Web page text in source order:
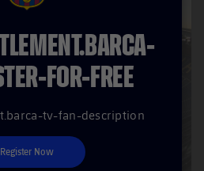
FOR-FREE
tv-fan-description
Register Now